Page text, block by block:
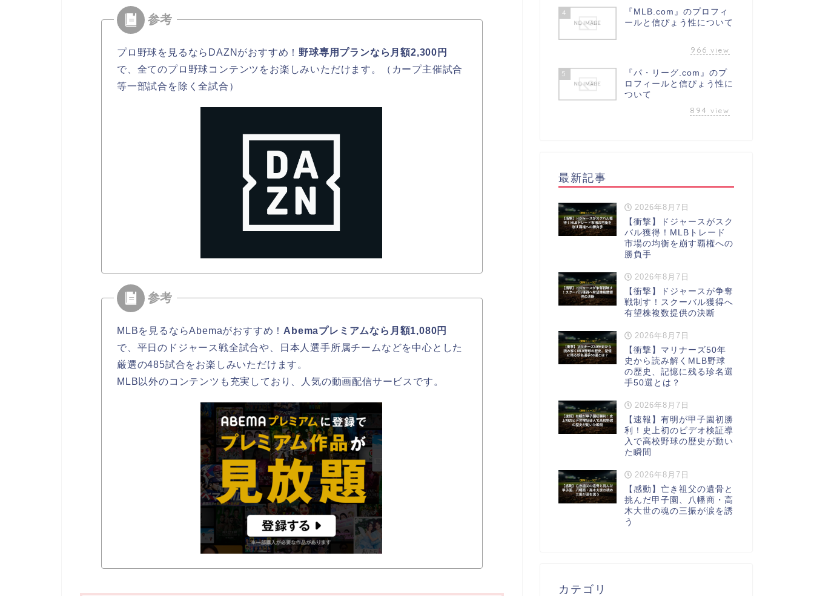
プロ野球を見るならDAZNがおすすめ！ 野球専用プランなら月額2,300円
で、全てのプロ野球コンテンツをお楽しみいただけます。（カープ主催試合
等一部試合を除く全試合）
MLBを見るならAbemaがおすすめ！ Abemaプレミアムなら月額1,080円
で、平日のドジャース戦全試合や、日本人選手所属チームなどを中心とした
厳選の485試合をお楽しみいただけます。
MLB以外のコンテンツも充実しており、人気の動画配信サービスです。
4
『MLB.com』のプロフィ
ールと信ぴょう性について
966 view
5
『パ・リーグ.com』のプ
ロフィールと信ぴょう性に
ついて
894 view
最新記事
2026年8月7日
【衝撃】ドジャースがスク
バル獲得！MLBトレード
市場の均衡を崩す覇権への
勝負手
2026年8月7日
【衝撃】ドジャースが争奪
戦制す！スクーバル獲得へ
有望株複数提供の決断
2026年8月7日
【衝撃】マリナーズ50年
史から読み解くMLB野球
の歴史、記憶に残る珍名選
手50選とは？
2026年8月7日
【速報】有明が甲子園初勝
利！史上初のビデオ検証導
入で高校野球の歴史が動い
た瞬間
2026年8月7日
【感動】亡き祖父の遺骨と
挑んだ甲子園、八幡商・高
木大世の魂の三振が涙を誘
う
カテゴリ